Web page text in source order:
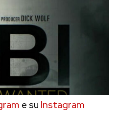
e su Instagram